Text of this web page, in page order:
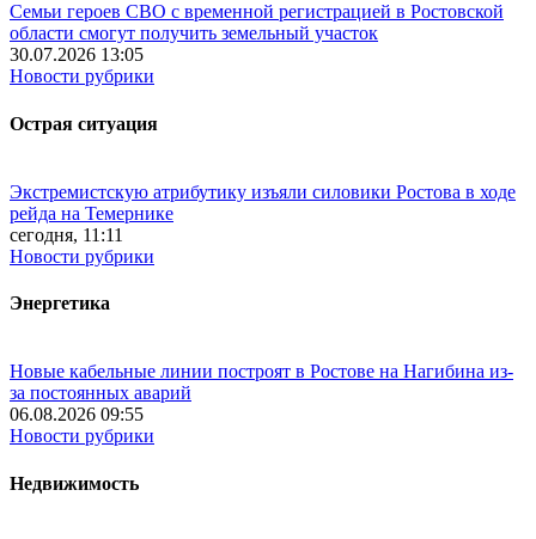
Семьи героев СВО с временной регистрацией в Ростовской
области смогут получить земельный участок
30.07.2026 13:05
Новости рубрики
Острая ситуация
Экстремистскую атрибутику изъяли силовики Ростова в ходе
рейда на Темернике
сегодня, 11:11
Новости рубрики
Энергетика
Новые кабельные линии построят в Ростове на Нагибина из-
за постоянных аварий
06.08.2026 09:55
Новости рубрики
Недвижимость